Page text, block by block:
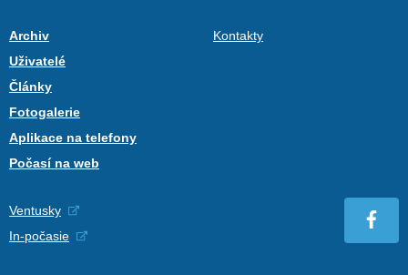
Archiv
Uživatelé
Články
Fotogalerie
Aplikace na telefony
Počasí na web
Kontakty
Ventusky
In-počasie